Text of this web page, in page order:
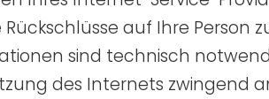
auf Ihre Person
sind technisch
des Internets zwingend